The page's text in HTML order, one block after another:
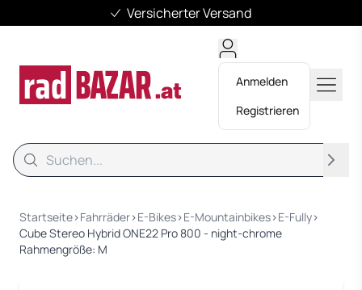
Versicherter Versand
Anmelden
Registrieren
Suche
Startseite›Fahrräder›E-Bikes›E-Mountainbikes›E-Fully›
Cube Stereo Hybrid ONE22 Pro 800 - night-chrome
Rahmengröße: M